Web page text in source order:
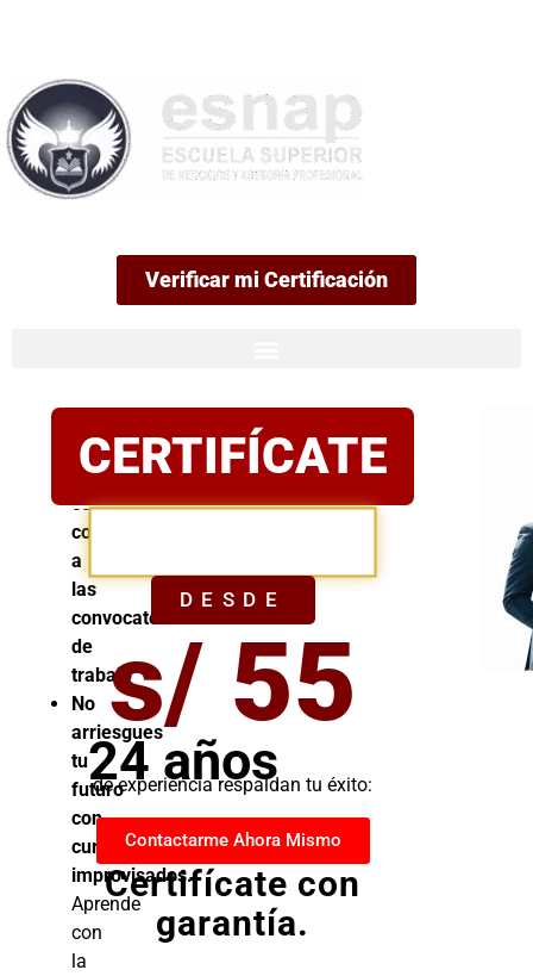
Verificar mi Certificación
oficial
Postula
con
confianza
a
las
convocatorias
de
trabajo
No
arriesgues
tu
futuro
con
cursos
improvisados.
Aprende
con
la
CERTIFÍCATE
DESDE
s/ 55
24 años
de experiencia respaldan tu éxito:
Contactarme Ahora Mismo
Certifícate con
garantía.